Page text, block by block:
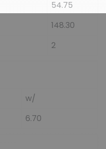
54.75
148.30
2
w/
6.70